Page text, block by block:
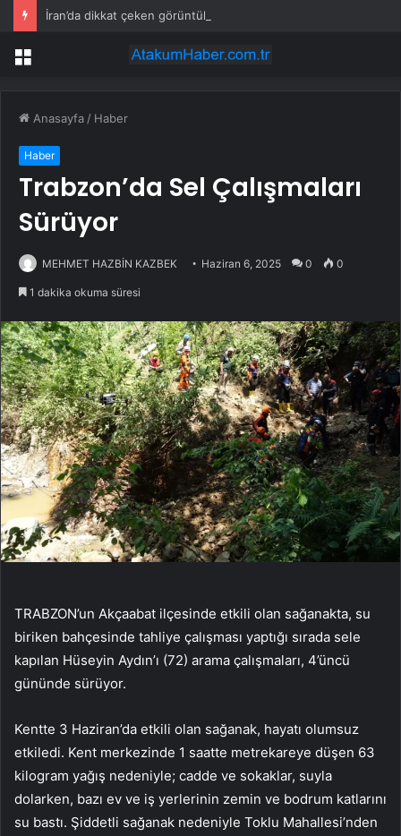
Menü
Anasayfa / Haber
Haber
Trabzon’da Sel Çalışmaları
Sürüyor
MEHMET HAZBİN KAZBEK Haziran 6, 2025 0 0
1 dakika okuma süresi
TRABZON’un Akçaabat ilçesinde etkili olan sağanakta, su
biriken bahçesinde tahliye çalışması yaptığı sırada sele
kapılan Hüseyin Aydın’ı (72) arama çalışmaları, 4’üncü
gününde sürüyor.
Kentte 3 Haziran’da etkili olan sağanak, hayatı olumsuz
etkiledi. Kent merkezinde 1 saatte metrekareye düşen 63
kilogram yağış nedeniyle; cadde ve sokaklar, suyla
dolarken, bazı ev ve iş yerlerinin zemin ve bodrum katlarını
su bastı. Şiddetli sağanak nedeniyle Toklu Mahallesi’nden